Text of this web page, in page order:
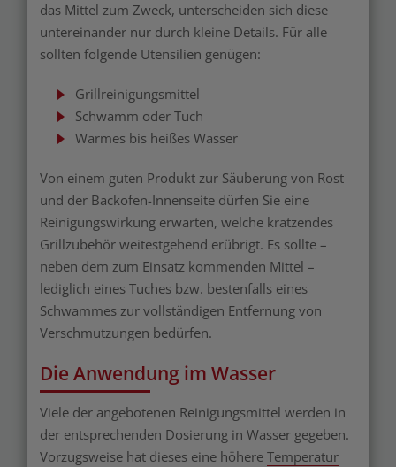
das Mittel zum Zweck, unterscheiden sich diese
untereinander nur durch kleine Details. Für alle
sollten folgende Utensilien genügen:
Grillreinigungsmittel
Schwamm oder Tuch
Warmes bis heißes Wasser
Von einem guten Produkt zur Säuberung von Rost
und der Backofen-Innenseite dürfen Sie eine
Reinigungswirkung erwarten, welche kratzendes
Grillzubehör weitestgehend erübrigt. Es sollte –
neben dem zum Einsatz kommenden Mittel –
lediglich eines Tuches bzw. bestenfalls eines
Schwammes zur vollständigen Entfernung von
Verschmutzungen bedürfen.
Die Anwendung im Wasser
Viele der angebotenen Reinigungsmittel werden in
der entsprechenden Dosierung in Wasser gegeben.
Vorzugsweise hat dieses eine höhere Temperatur